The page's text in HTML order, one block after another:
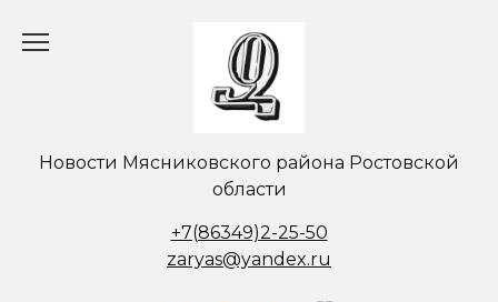
Новости Мясниковского района Ростовской
области
+7(86349)2-25-50
zaryas@yandex.ru